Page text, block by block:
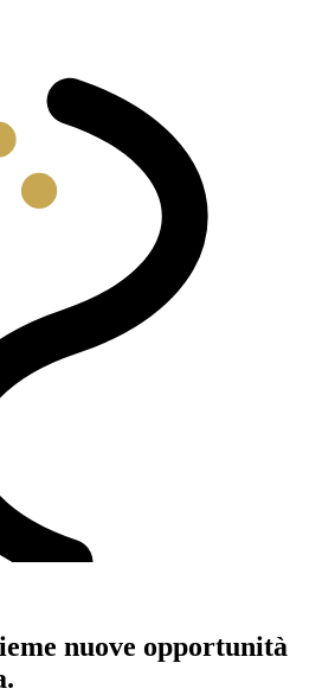
nuove opportunità